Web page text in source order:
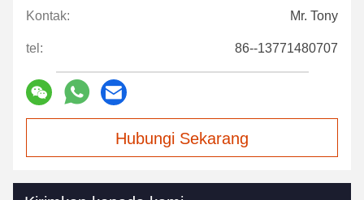
Kontak: Mr. Tony
tel: 86--13771480707
Hubungi Sekarang